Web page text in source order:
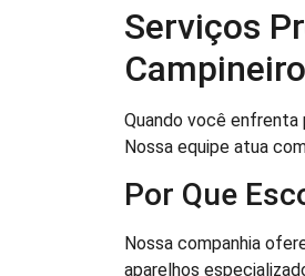
Serviços
Quando você
Nossa equipe atua
Por Que
Nossa companhia
aparelhos